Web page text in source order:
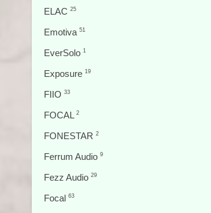
ELAC 25
Emotiva 51
EverSolo 1
Exposure 19
FIIO 33
FOCAL 2
FONESTAR 2
Ferrum Audio 9
Fezz Audio 29
Focal 63